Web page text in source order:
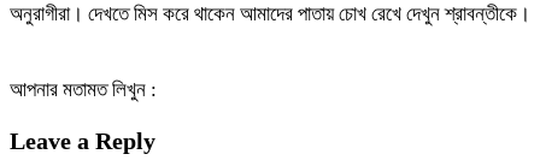
অনুরাগীরা। দেখতে মিস করে থাকেন আমাদের পাতায় চোখ রেখে দেখুন শ্রাবন্তীকে।
আপনার মতামত লিখুন :
Leave a Reply